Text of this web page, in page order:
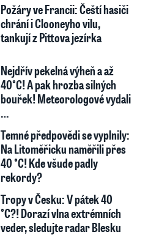
Požáry ve Francii: Čeští hasiči
chrání i Clooneyho vilu,
tankují z Pittova jezírka
Nejdřív pekelná výheň a až
40°C! A pak hrozba silných
bouřek! Meteorologové vydali
…
Temné předpovědi se vyplnily:
Na Litoměřicku naměřili přes
40 °C! Kde všude padly
rekordy?
Tropy v Česku: V pátek 40
°C?! Dorazí vlna extrémních
veder, sledujte radar Blesku